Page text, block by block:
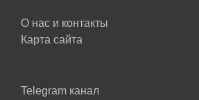
О нас и контакты
Карта сайта
Telegram канал